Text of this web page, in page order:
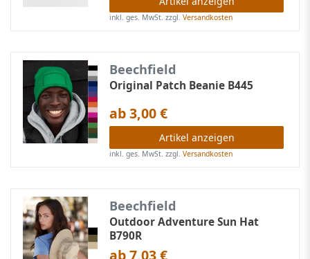
inkl. ges. MwSt. zzgl.Versandkosten
Beechfield
Original Patch Beanie B445
ab 3,00 €
Artikel anzeigen
inkl. ges. MwSt. zzgl.Versandkosten
Beechfield
Outdoor Adventure Sun Hat
B790R